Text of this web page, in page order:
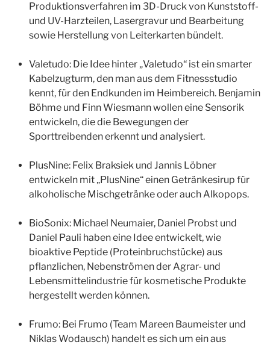
Produktionsverfahren im 3D-Druck von Kunststoff-
und UV-Harzteilen, Lasergravur und Bearbeitung
sowie Herstellung von Leiterkarten bündelt.
Valetudo: Die Idee hinter „Valetudo“ ist ein smarter
Kabelzugturm, den man aus dem Fitnessstudio
kennt, für den Endkunden im Heimbereich. Benjamin
Böhme und Finn Wiesmann wollen eine Sensorik
entwickeln, die die Bewegungen der
Sporttreibenden erkennt und analysiert.
PlusNine: Felix Braksiek und Jannis Löbner
entwickeln mit „PlusNine“ einen Getränkesirup für
alkoholische Mischgetränke oder auch Alkopops.
BioSonix: Michael Neumaier, Daniel Probst und
Daniel Pauli haben eine Idee entwickelt, wie
bioaktive Peptide (Proteinbruchstücke) aus
pflanzlichen, Nebenströmen der Agrar- und
Lebensmittelindustrie für kosmetische Produkte
hergestellt werden können.
Frumo: Bei Frumo (Team Mareen Baumeister und
Niklas Wodausch) handelt es sich um ein aus